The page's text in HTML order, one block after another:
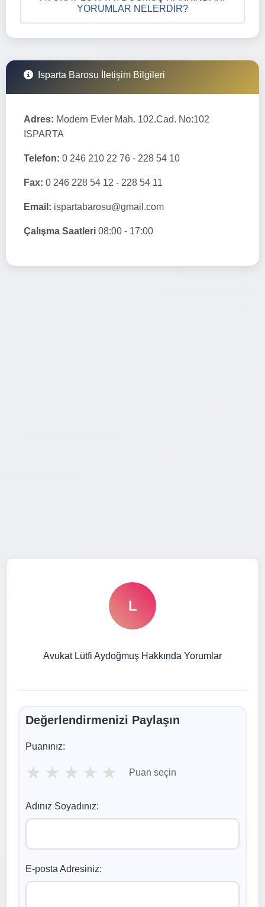
YORUMLAR NELERDIR?
Isparta Barosu İletişim Bilgileri
Adres: Modern Evler Mah. 102.Cad. No:102
ISPARTA
Telefon: 0 246 210 22 76 - 228 54 10
Fax: 0 246 228 54 12 - 228 54 11
Email: ispartabarosu@gmail.com
Çalışma Saatleri 08:00 - 17:00
L
Avukat Lütfi Aydoğmuş Hakkında Yorumlar
Değerlendirmenizi Paylaşın
Puanınız:
★ ★ ★ ★ ★ Puan seçin
Adınız Soyadınız:
E-posta Adresiniz: